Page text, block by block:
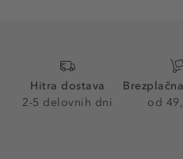
Hitra dostava
2-5 delovnih dni
od